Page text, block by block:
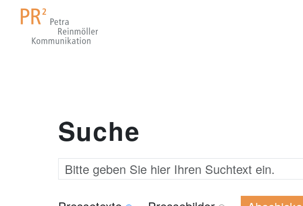
Suche